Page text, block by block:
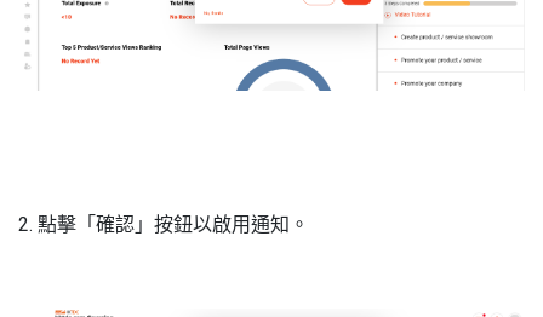
2. 點擊「確認」按鈕以啟用通知。